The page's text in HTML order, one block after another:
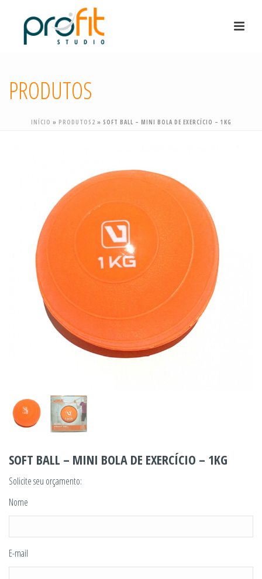
PRODUTOS
INÍCIO » PRODUTOS2 » SOFT BALL – MINI BOLA DE EXERCÍCIO – 1KG
SOFT BALL – MINI BOLA DE EXERCÍCIO – 1KG
Solicite seu orçamento:
Nome
E-mail